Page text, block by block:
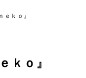
ｅｋｏ』
ｋｏ』